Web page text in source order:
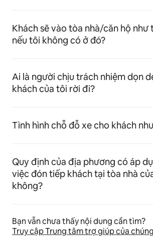
Khách sẽ vào tòa nhà/căn hộ như
nếu tôi không có ở đó?
Ai là người chịu trách nhiệm dọn
khách của tôi rời đi?
Tình hình chỗ đỗ xe cho khách
Quy định của địa phương có áp
việc đón tiếp khách tại tòa nhà
không?
Bạn vẫn chưa thấy nội dung cần tìm?
Truy cập Trung tâm trợ giúp của